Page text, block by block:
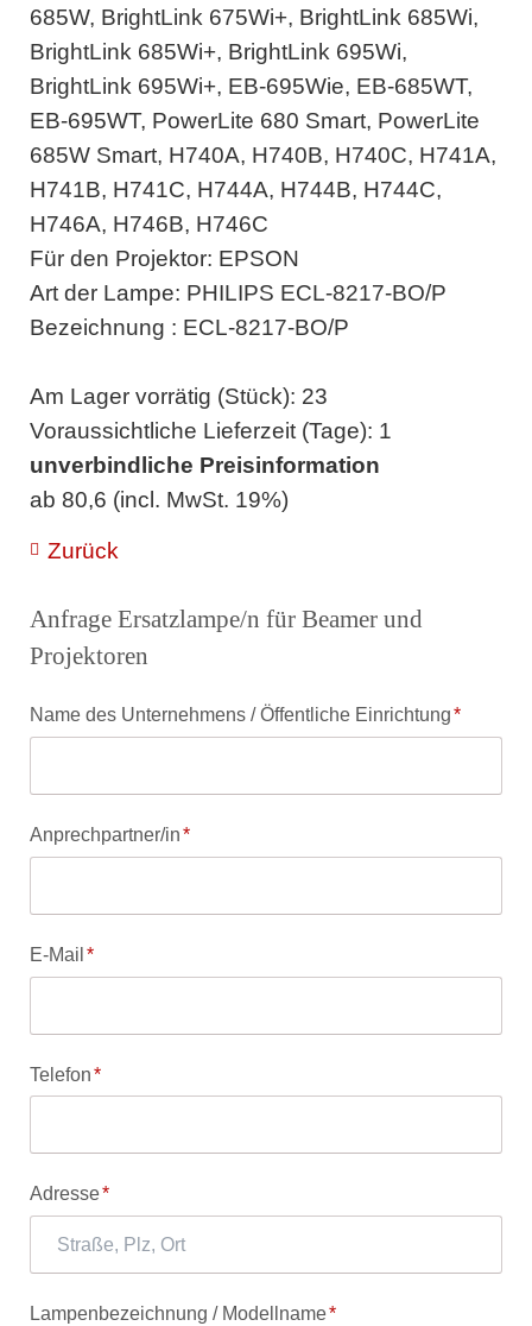
685W, BrightLink 675Wi+, BrightLink 685Wi,
BrightLink 685Wi+, BrightLink 695Wi,
BrightLink 695Wi+, EB-695Wie, EB-685WT,
EB-695WT, PowerLite 680 Smart, PowerLite
685W Smart, H740A, H740B, H740C, H741A,
H741B, H741C, H744A, H744B, H744C,
H746A, H746B, H746C
Für den Projektor: EPSON
Art der Lampe: PHILIPS ECL-8217-BO/P
Bezeichnung : ECL-8217-BO/P
Am Lager vorrätig (Stück): 23
Voraussichtliche Lieferzeit (Tage): 1
unverbindliche Preisinformation
ab 80,6 (incl. MwSt. 19%)
Zurück
Anfrage Ersatzlampe/n für Beamer und
Projektoren
Pflichtfeld
Name des Unternehmens / Öffentliche Einrichtung*
Pflichtfeld
Anprechpartner/in*
Pflichtfeld
E-Mail*
Pflichtfeld
Telefon*
Pflichtfeld
Adresse*
Pflichtfeld
Lampenbezeichnung / Modellname*